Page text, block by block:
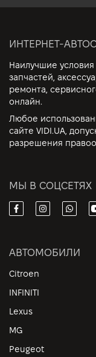
ИНТЕРНЕТ-
Наилучшие
запчастей,
ремонта,
онлайн.
Любое
сайте VIDI.UA,
разрешения
МЫ В СОЦСЕТЯХ
АВТОМОБИЛИ
Citroen
INFINITI
Lexus
MG
Peugeot